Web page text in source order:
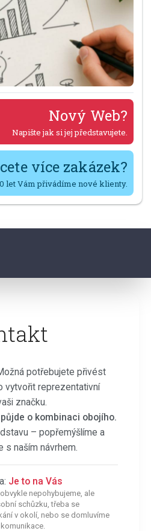
Nový Web?
Napište jak si jej představujete.
více zakázek?
let Vám přivádíme nové klienty.
potřebujete přivést
vytvořit reprezentativní
značku.
o kombinaci obojího.
– popřemýšlíme a
s naším návrhem.
Je to na Vás
nepohybujeme, ale
schůzku, třeba se
v okolí, nebo se domluvíme